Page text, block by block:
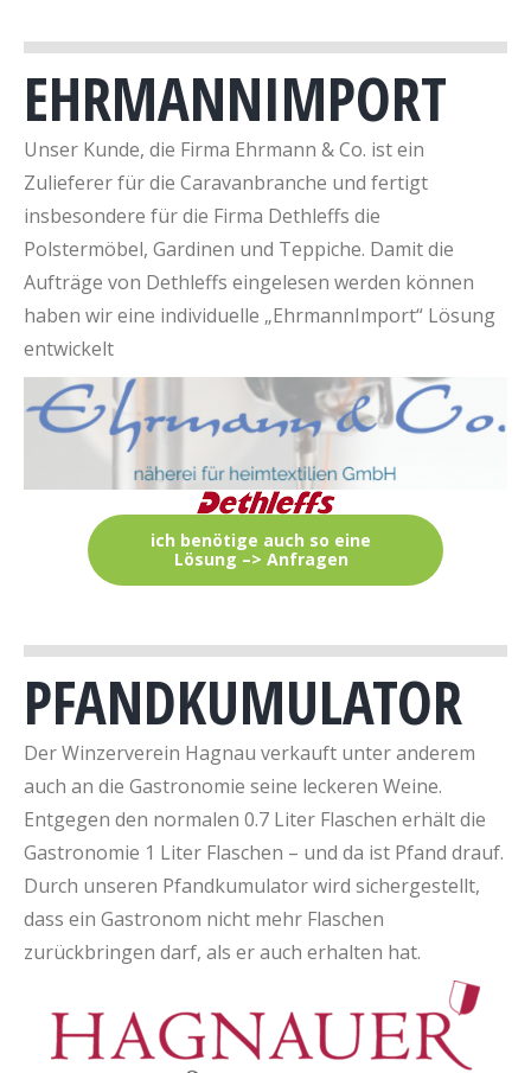
EHRMANNIMPORT
Unser Kunde, die Firma Ehrmann & Co. ist ein
Zulieferer für die Caravanbranche und fertigt
insbesondere für die Firma Dethleffs die
Polstermöbel, Gardinen und Teppiche. Damit die
Aufträge von Dethleffs eingelesen werden können
haben wir eine individuelle „EhrmannImport“ Lösung
entwickelt
ich benötige auch so eine
Lösung –> Anfragen
PFANDKUMULATOR
Der Winzerverein Hagnau verkauft unter anderem
auch an die Gastronomie seine leckeren Weine.
Entgegen den normalen 0.7 Liter Flaschen erhält die
Gastronomie 1 Liter Flaschen – und da ist Pfand drauf.
Durch unseren Pfandkumulator wird sichergestellt,
dass ein Gastronom nicht mehr Flaschen
zurückbringen darf, als er auch erhalten hat.